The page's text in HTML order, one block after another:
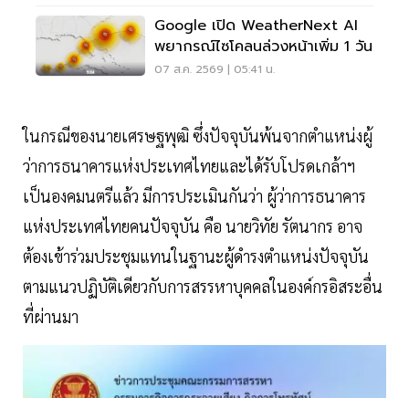
Google เปิด WeatherNext AI
พยากรณ์ไซโคลนล่วงหน้าเพิ่ม 1 วัน
07 ส.ค. 2569 | 05:41 น.
ในกรณีของนายเศรษฐพุฒิ ซึ่งปัจจุบันพ้นจากตำแหน่งผู้
ว่าการธนาคารแห่งประเทศไทยและได้รับโปรดเกล้าฯ
เป็นองคมนตรีแล้ว มีการประเมินกันว่า ผู้ว่าการธนาคาร
แห่งประเทศไทยคนปัจจุบัน คือ นายวิทัย รัตนากร อาจ
ต้องเข้าร่วมประชุมแทนในฐานะผู้ดำรงตำแหน่งปัจจุบัน
ตามแนวปฏิบัติเดียวกับการสรรหาบุคคลในองค์กรอิสระอื่น
ที่ผ่านมา